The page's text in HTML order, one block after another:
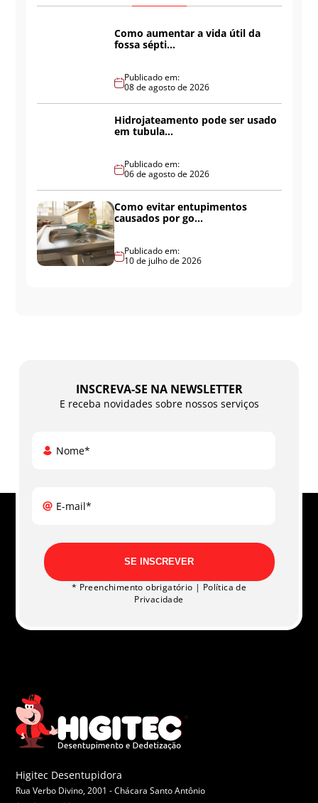
Como aumentar a vida útil da
fossa sépti...
Publicado em:
08 de agosto de 2026
Hidrojateamento pode ser usado
em tubula...
Publicado em:
06 de agosto de 2026
Como evitar entupimentos
causados por go...
Publicado em:
10 de julho de 2026
INSCREVA-SE NA NEWSLETTER
E receba novidades sobre nossos serviços
Nome*
E-mail*
SE INSCREVER
* Preenchimento obrigatório | Política de
Privacidade
Higitec Desentupidora
Rua Verbo Divino, 2001 - Chácara Santo Antônio